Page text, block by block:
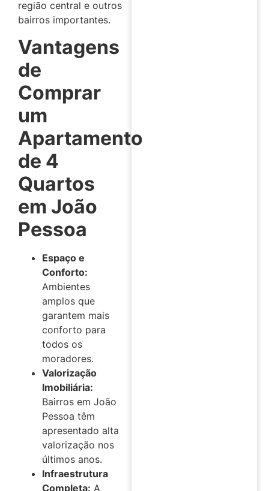
região central e outros
bairros importantes.
Vantagens
de
Comprar
um
Apartamento
de 4
Quartos
em João
Pessoa
Espaço e
Conforto:
Ambientes
amplos que
garantem mais
conforto para
todos os
moradores.
Valorização
Imobiliária:
Bairros em João
Pessoa têm
apresentado alta
valorização nos
últimos anos.
Infraestrutura
Completa: A